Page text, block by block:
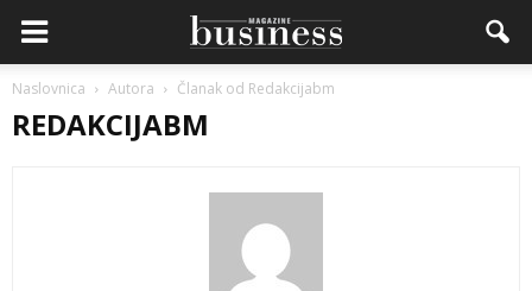
Naslovnica Autora Članak od Redakcijabm
REDAKCIJABM